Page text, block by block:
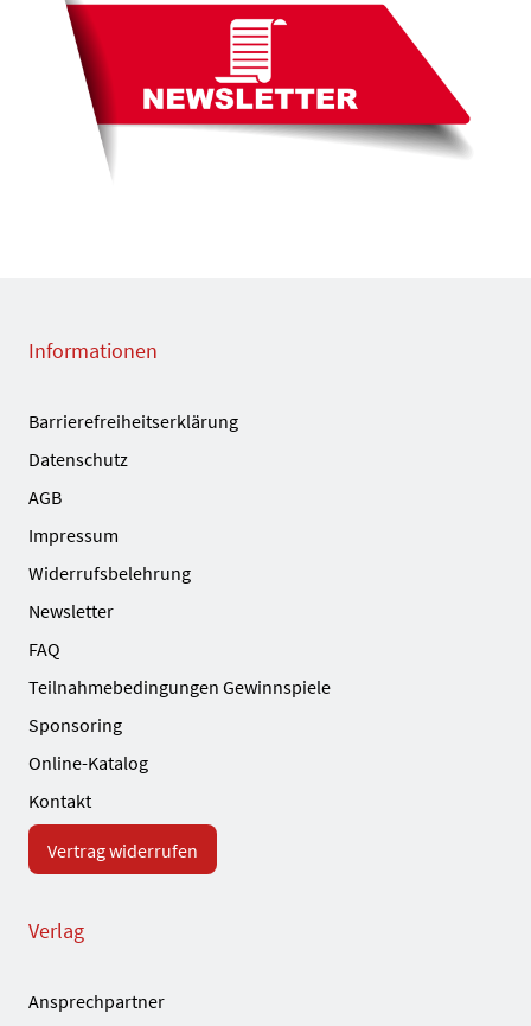
Informationen
Barrierefreiheitserklärung
Datenschutz
AGB
Impressum
Widerrufsbelehrung
Newsletter
FAQ
Teilnahmebedingungen Gewinnspiele
Sponsoring
Online-Katalog
Kontakt
Vertrag widerrufen
Verlag
Ansprechpartner